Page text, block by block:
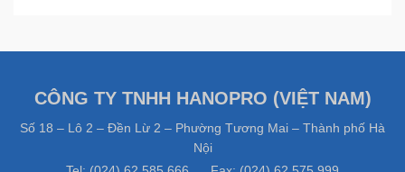
CÔNG TY TNHH HANOPRO (VIỆT NAM)
Số 18 – Lô 2 – Đền Lừ 2 – Phường Tương Mai – Thành phố Hà
Nội